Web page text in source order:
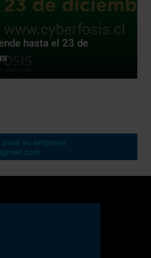
hasta el 23 de